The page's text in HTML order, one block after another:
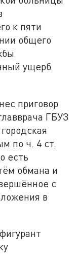
к пяти
общего
ущерб
приговор
ГБУЗ
по ч. 4 ст.
есть
обмана и
с
в